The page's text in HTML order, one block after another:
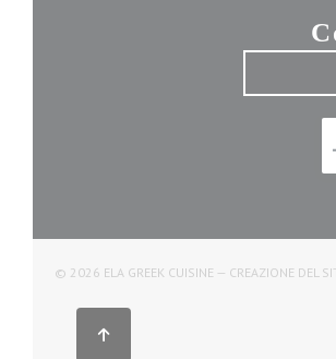
© 2026 ELA GREEK CUISINE — CREAZIONE DEL